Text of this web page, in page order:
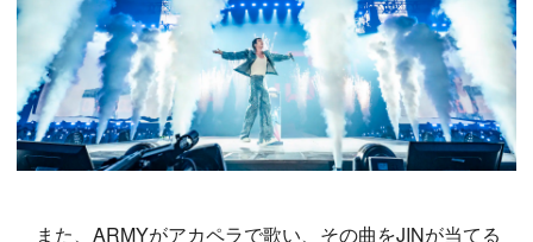
また、ARMYがアカペラで歌い、その曲をJINが当てる